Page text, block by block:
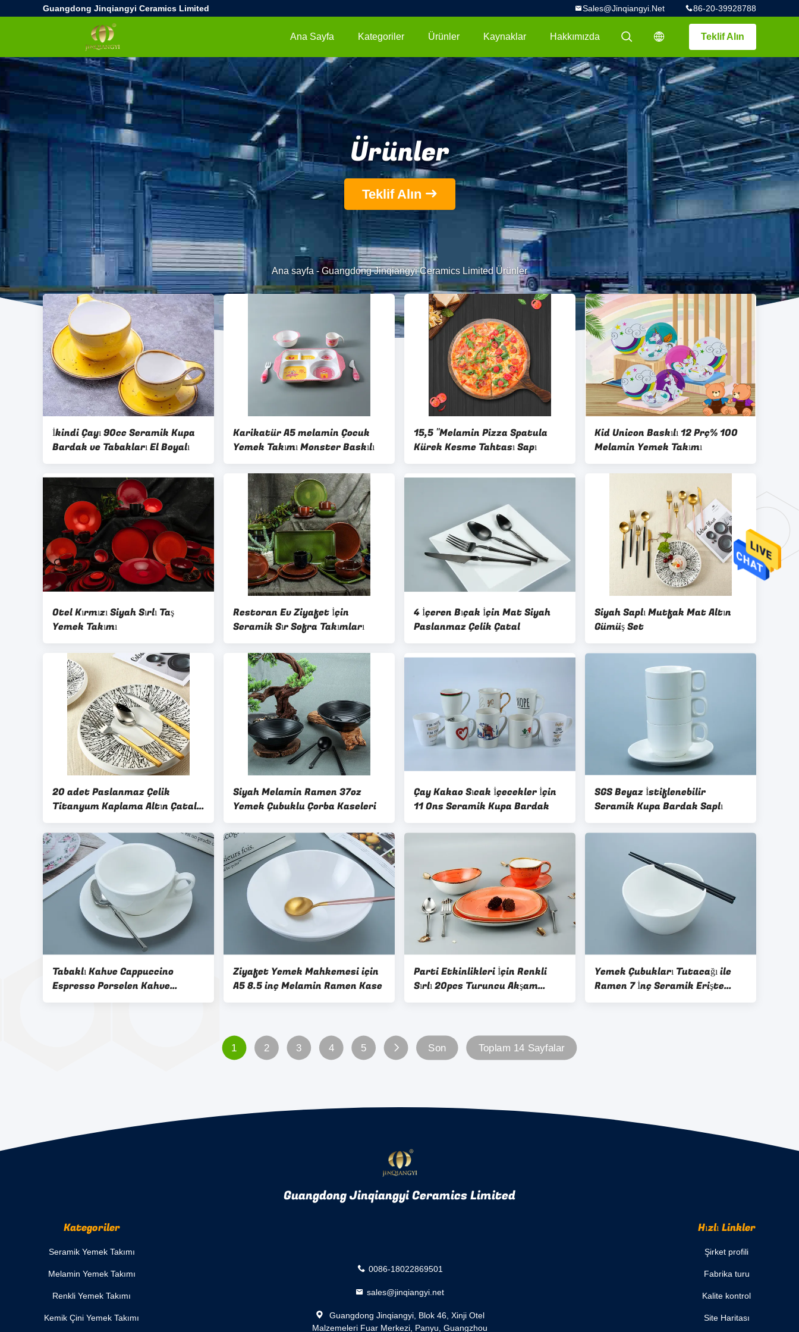
Guangdong Jinqiangyi Ceramics Limited 86-20-39928788
Sales@jinqiangyi.net
Teklif Alın
描述
描述
Ana Sayfa Kategoriler Ürünler Kaynaklar Hakkımızda
Ürünler
Teklif Alın
Ana sayfa - Guangdong Jinqiangyi Ceramics Limited Ürünler
İkindi Çayı 90cc Seramik Kupa
Bardak ve Tabakları El Boyalı
Karikatür A5 melamin Çocuk
Yemek Takımı Monster Baskılı
15,5 "Melamin Pizza Spatula
Kürek Kesme Tahtası Sapı
Kid Unicon Baskılı 12 Prç% 100
Melamin Yemek Takımı
Otel Kırmızı Siyah Sırlı Taş
Yemek Takımı
Restoran Ev Ziyafet İçin
Seramik Sır Sofra Takımları
4 İçeren Bıçak İçin Mat Siyah
Paslanmaz Çelik Çatal
Siyah Saplı Mutfak Mat Altın
Gümüş Set
20 adet Paslanmaz Çelik
Titanyum Kaplama Altın Çatal
Seti
Siyah Melamin Ramen 37oz
Yemek Çubuklu Çorba Kaseleri
Çay Kakao Sıcak İçecekler İçin
11 Ons Seramik Kupa Bardak
SGS Beyaz İstiflenebilir
Seramik Kupa Bardak Saplı
Tabaklı Kahve Cappuccino
Espresso Porselen Kahve
Fincanları
Ziyafet Yemek Mahkemesi için
A5 8.5 inç Melamin Ramen Kase
Parti Etkinlikleri İçin Renkli
Sırlı 20pcs Turuncu Akşam
Yemeği Seti
Yemek Çubukları Tutacağı ile
Ramen 7 İnç Seramik Erişte
Kasesi
1 2 3 4 5 Son Toplam 14 Sayfalar
Guangdong Jinqiangyi Ceramics Limited
Kategoriler
Seramik Yemek Takımı
Melamin Yemek Takımı
Renkli Yemek Takımı
Kemik Çini Yemek Takımı
0086-18022869501
sales@jinqiangyi.net
Guangdong Jinqiangyi, Blok 46, Xinji Otel
Malzemeleri Fuar Merkezi, Panyu, Guangzhou
Hızlı Linkler
Şirket profili
Fabrika turu
Kalite kontrol
Site Haritası